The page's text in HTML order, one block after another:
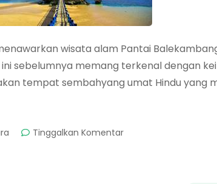
wisata alam Pantai
sebelumnya memang terkenal dengan
tempat sembahyang umat Hindu yang
Tinggalkan Komentarpada